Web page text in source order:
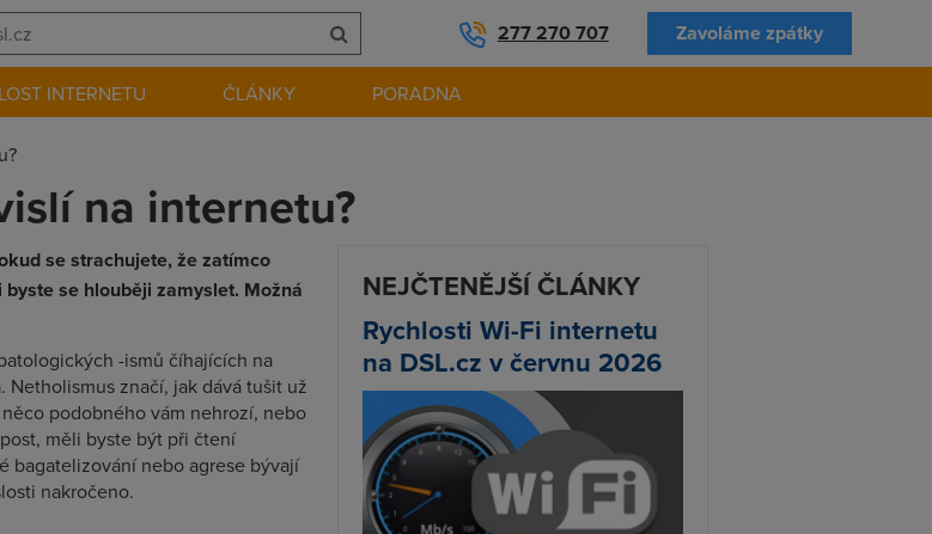
277 270 707 Zavoláme zpátky
INTERNETU ČLÁNKY PORADNA
na internetu?
se strachujete, že zatímco
se hlouběji zamyslet. Možná
-ismů číhajících na
značí, jak dává tušit už
podobného vám nehrozí, nebo
měli byste být při čtení
bagatelizování nebo agrese bývají
nakročeno.
NEJČTENĚJŠÍ ČLÁNKY
Rychlosti Wi-Fi internetu
na DSL.cz v červnu 2026